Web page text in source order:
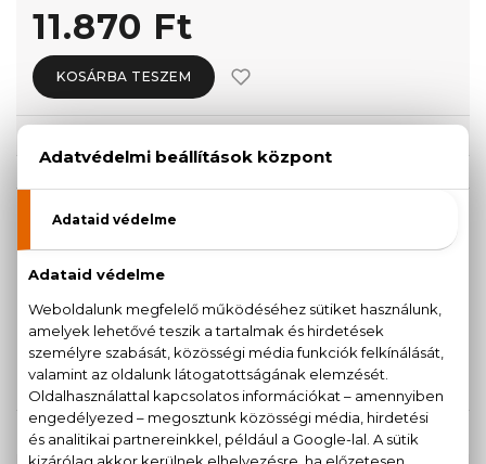
11.870 Ft
KOSÁRBA TESZEM
KISZERELÉS KIVÁLASZTÁSA
10.990 Ft
11.870 Ft
50 ml
13.390 Ft
100 ml
16.240 Ft
KAPCSOLÓDÓ TERMÉKEK